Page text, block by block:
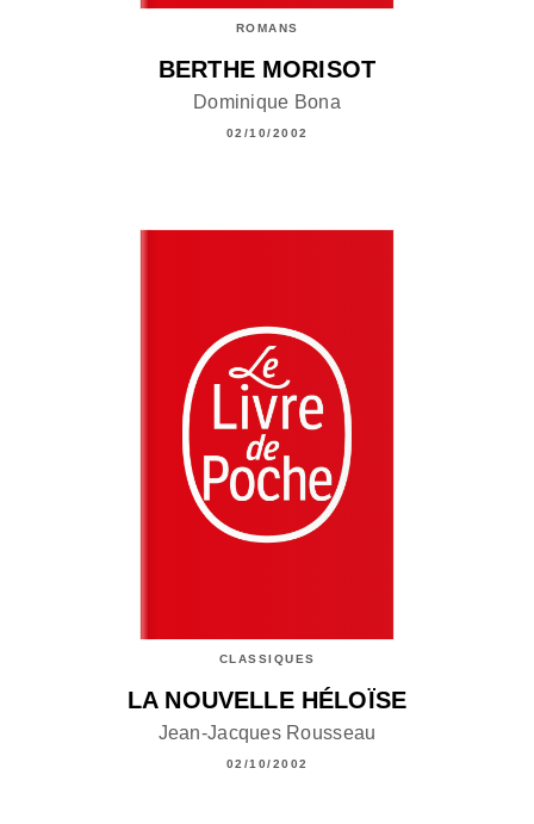
ROMANS
BERTHE MORISOT
Dominique Bona
02/10/2002
CLASSIQUES
LA NOUVELLE HÉLOÏSE
Jean-Jacques Rousseau
02/10/2002